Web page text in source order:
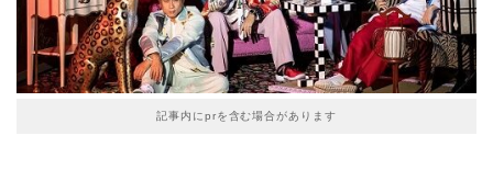
記事内にprを含む場合があります